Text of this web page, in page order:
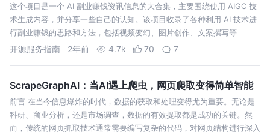
这个项目是一个 AI 副业赚钱资讯信息的大合集，主要围绕使用 AIGC 技
术生成内容，并分享一些自己的认知。该项目收录了各种利用 AI 技术进
行副业赚钱的思路和方法，包括视频变幻、图片创作、文案撰写等
开源服务指南 2年前 4.7k 70 7
ScrapeGraphAI：当AI遇上爬虫，网页爬取变得简单智能
前言 在当今信息爆炸的时代，数据的获取和处理变得尤为重要。无论是
科研、商业分析，还是市场调查，数据的有效提取都是成功的关键。然
而，传统的网页抓取技术通常需要编写复杂的代码，对网页结构进行深入